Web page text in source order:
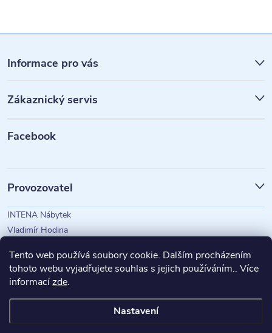
Tento web používá soubory cookie. Dalším procházením
tohoto webu vyjadřujete souhlas s jejich používáním.. Více
informacízde.
Nastavení
á
p
a
Informace pro vás
Zákaznický servis
Facebook
Provozovatel
INTENA Nábytek
Vladimír Hodina